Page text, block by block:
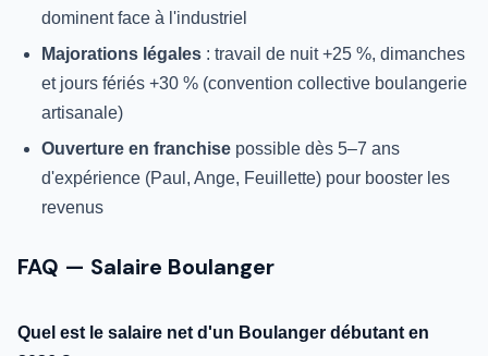
dominent face à l'industriel
Majorations légales : travail de nuit +25 %, dimanches
et jours fériés +30 % (convention collective boulangerie
artisanale)
Ouverture en franchise possible dès 5–7 ans
d'expérience (Paul, Ange, Feuillette) pour booster les
revenus
FAQ — Salaire Boulanger
Quel est le salaire net d'un Boulanger débutant en